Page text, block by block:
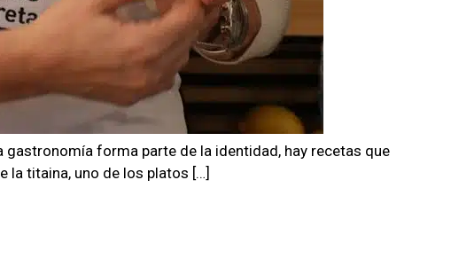
gastronomía forma parte de la identidad, hay recetas que
la titaina, uno de los platos […]